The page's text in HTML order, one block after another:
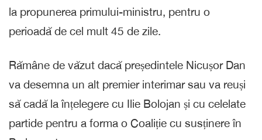
la propunerea primului-ministru, pentru o
perioadă de cel mult 45 de zile.
Rămâne de văzut dacă președintele Nicușor Dan
va desemna un alt premier interimar sau va reuși
să cadă la înțelegere cu Ilie Bolojan și cu celelate
partide pentru a forma o Coaliție cu susținere în